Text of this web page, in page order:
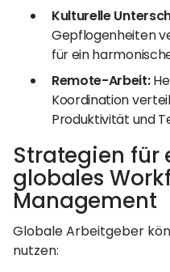
Kulturelle
Gepflogenheiten
für ein
Remote-Arbeit:
Koordination
Produktivität und
Strategien für
globales
Management
Globale Arbeitgeber
nutzen: